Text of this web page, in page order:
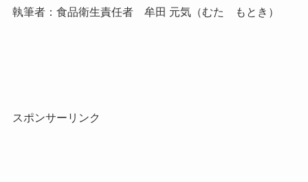
執筆者：食品衛生責任者 牟田 元気（むた もとき）
スポンサーリンク